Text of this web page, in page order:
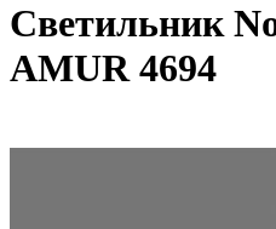
Светильник
AMUR 4694